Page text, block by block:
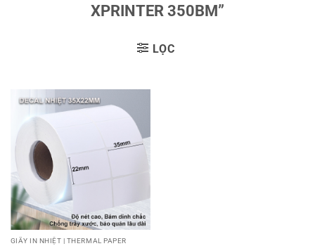
XPRINTER 350BM”
LỌC
GIẤY IN NHIỆT | THERMAL PAPER